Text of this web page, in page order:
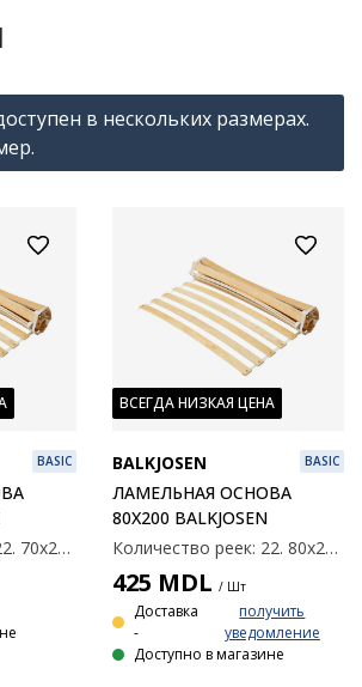
в нескольких размерах.
BASIC
Количество реек: 22. 70x200 см
ВСЕГДА НИЗКАЯ ЦЕНА
BALKJOSEN BASIC
ЛАМЕЛЬНАЯ ОСНОВА
80X200 BALKJOSEN
Количество реек: 22. 80x200 см
425 MDL / Шт
Доставка
-
получить
уведомление
Доступно в магазине